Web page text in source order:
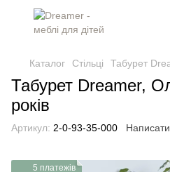
Каталог Стільці Табурет
Табурет Dreamer,
років
Артикул: 2-0-93-35-000 Написати
5 платежів